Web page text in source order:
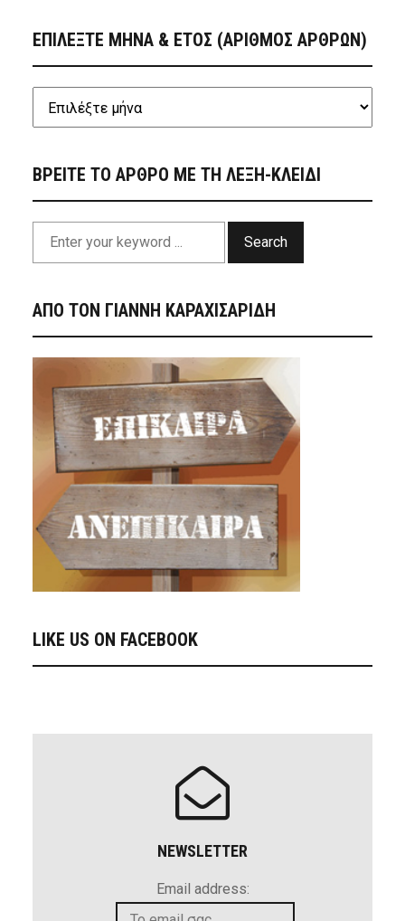
ΕΠΙΛΕΞΤΕ ΜΗΝΑ & ΕΤΟΣ (ΑΡΙΘΜΟΣ ΑΡΘΡΩΝ)
ΒΡΕΙΤΕ ΤΟ ΑΡΘΡΟ ΜΕ ΤΗ ΛΕΞΗ-ΚΛΕΙΔΙ
Search
ΑΠΟ ΤΟΝ ΓΙΑΝΝΗ ΚΑΡΑΧΙΣΑΡΙΔΗ
LIKE US ON FACEBOOK
NEWSLETTER
Email address: